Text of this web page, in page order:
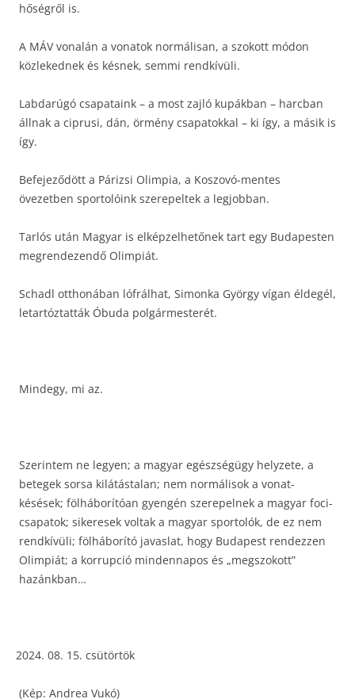
hőségről is.
A MÁV vonalán a vonatok normálisan, a szokott módon
közlekednek és késnek, semmi rendkívüli.
Labdarúgó csapataink – a most zajló kupákban – harcban
állnak a ciprusi, dán, örmény csapatokkal – ki így, a másik is
így.
Befejeződött a Párizsi Olimpia, a Koszovó-mentes
övezetben sportolóink szerepeltek a legjobban.
Tarlós után Magyar is elképzelhetőnek tart egy Budapesten
megrendezendő Olimpiát.
Schadl otthonában lófrálhat, Simonka György vígan éldegél,
letartóztatták Óbuda polgármesterét.
Mindegy, mi az.
Szerintem ne legyen; a magyar egészségügy helyzete, a
betegek sorsa kilátástalan; nem normálisok a vonat-
késések; fölháborítóan gyengén szerepelnek a magyar foci-
csapatok; sikeresek voltak a magyar sportolók, de ez nem
rendkívüli; fölháborító javaslat, hogy Budapest rendezzen
Olimpiát; a korrupció mindennapos és „megszokott”
hazánkban…
08. 15. csütörtök
(Kép: Andrea Vukó)